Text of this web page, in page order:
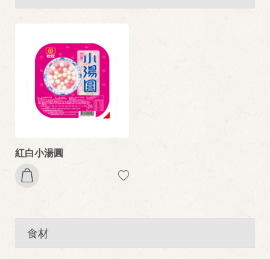
紅白小湯圓
食材